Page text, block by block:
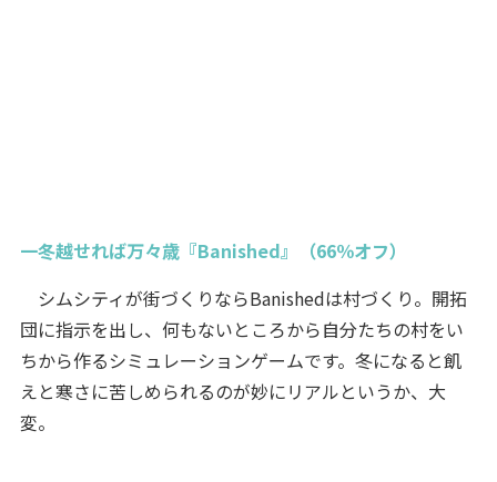
一冬越せれば万々歳『Banished』（66％オフ）
シムシティが街づくりならBanishedは村づくり。開拓
団に指示を出し、何もないところから自分たちの村をい
ちから作るシミュレーションゲームです。冬になると飢
えと寒さに苦しめられるのが妙にリアルというか、大
変。